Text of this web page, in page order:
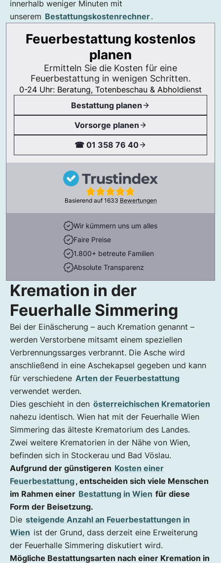
innerhalb weniger Minuten mit
unserem Bestattungskostenrechner.
Feuerbestattung kostenlos
planen
Ermitteln Sie die Kosten für eine
Feuerbestattung in wenigen Schritten.
0-24 Uhr: Beratung, Totenbeschau & Abholdienst
Bestattung planen
Vorsorge planen
☎ 01 358 76 40
Basierend auf 1633 Bewertungen
Wir kümmern uns um alles
Faire Preise
1.800+ betreute Familien
Absolute Transparenz
Kremation in der
Feuerhalle Simmering
Bei der Einäscherung – auch Kremation genannt –
werden Verstorbene mitsamt einem speziellen
Verbrennungssarges verbrannt. Die Asche wird
anschließend in eine Aschekapsel gegeben und kann
für verschiedene Arten der Feuerbestattung
verwendet werden.
Dies geschieht in den österreichischen Krematorien
nahezu identisch. Wien hat mit der Feuerhalle Wien
Simmering das älteste Krematorium des Landes.
Zwei weitere Krematorien in der Nähe von Wien,
befinden sich in Stockerau und Bad Vöslau.
Aufgrund der günstigeren Kosten einer
Feuerbestattung, entscheiden sich viele Menschen
im Rahmen einer Bestattung in Wien für diese
Form der Beisetzung.
Die steigende Anzahl an Feuerbestattungen in
Wien ist der Grund, dass derzeit eine Erweiterung
der Feuerhalle Simmering diskutiert wird.
Mögliche Bestattungsarten nach einer Kremation in